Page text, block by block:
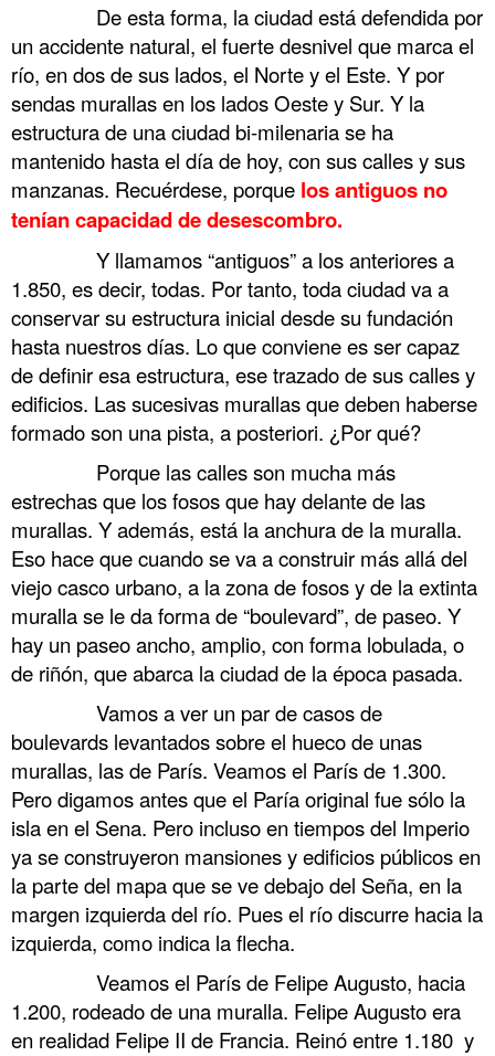
De esta forma, la ciudad está defendida por
un accidente natural, el fuerte desnivel que marca el
río, en dos de sus lados, el Norte y el Este. Y por
sendas murallas en los lados Oeste y Sur. Y la
estructura de una ciudad bi-milenaria se ha
mantenido hasta el día de hoy, con sus calles y sus
manzanas. Recuérdese, porque los antiguos no
tenían capacidad de desescombro.
Y llamamos “antiguos” a los anteriores a
1.850, es decir, todas. Por tanto, toda ciudad va a
conservar su estructura inicial desde su fundación
hasta nuestros días. Lo que conviene es ser capaz
de definir esa estructura, ese trazado de sus calles y
edificios. Las sucesivas murallas que deben haberse
formado son una pista, a posteriori. ¿Por qué?
Porque las calles son mucha más
estrechas que los fosos que hay delante de las
murallas. Y además, está la anchura de la muralla.
Eso hace que cuando se va a construir más allá del
viejo casco urbano, a la zona de fosos y de la extinta
muralla se le da forma de “boulevard”, de paseo. Y
hay un paseo ancho, amplio, con forma lobulada, o
de riñón, que abarca la ciudad de la época pasada.
Vamos a ver un par de casos de
boulevards levantados sobre el hueco de unas
murallas, las de París. Veamos el París de 1.300.
Pero digamos antes que el Paría original fue sólo la
isla en el Sena. Pero incluso en tiempos del Imperio
ya se construyeron mansiones y edificios públicos en
la parte del mapa que se ve debajo del Seña, en la
margen izquierda del río. Pues el río discurre hacia la
izquierda, como indica la flecha.
Veamos el París de Felipe Augusto, hacia
1.200, rodeado de una muralla. Felipe Augusto era
en realidad Felipe II de Francia. Reinó entre 1.180 y